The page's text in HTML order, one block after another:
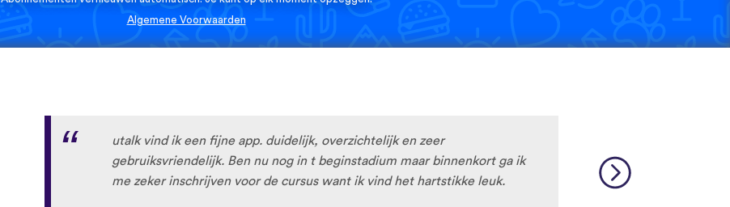
Algemene Voorwaarden
utalk vind ik een fijne app. duidelijk, overzichtelijk en zeer
gebruiksvriendelijk. Ben nu nog in t beginstadium maar binnenkort ga ik
me zeker inschrijven voor de cursus want ik vind het hartstikke leuk.